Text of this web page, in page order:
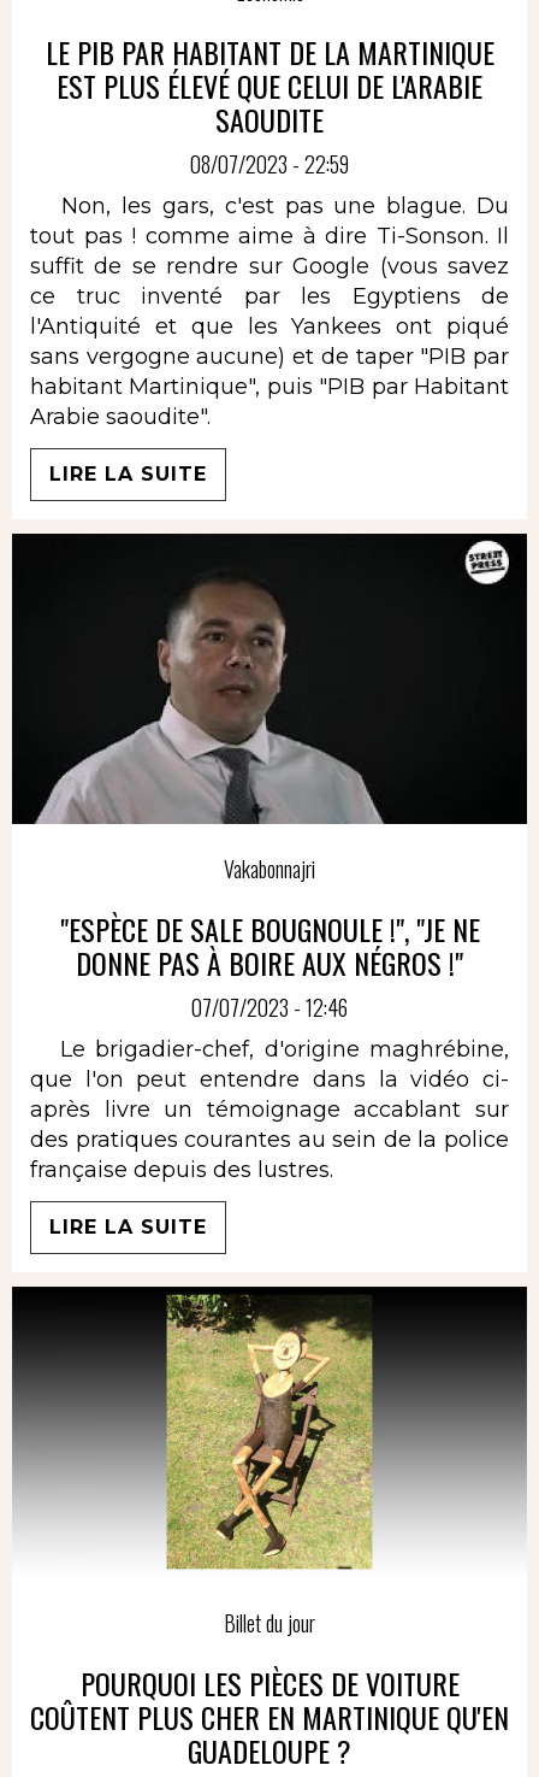
LE PIB PAR HABITANT DE LA MARTINIQUE
EST PLUS ÉLEVÉ QUE CELUI DE L'ARABIE
SAOUDITE
08/07/2023 - 22:59
Non, les gars, c'est pas une blague. Du
tout pas ! comme aime à dire Ti-Sonson. Il
suffit de se rendre sur Google (vous savez
ce truc inventé par les Egyptiens de
l'Antiquité et que les Yankees ont piqué
sans vergogne aucune) et de taper "PIB par
habitant Martinique", puis "PIB par Habitant
Arabie saoudite".
LIRE LA SUITE
Vakabonnajri
"ESPÈCE DE SALE BOUGNOULE !", "JE NE
DONNE PAS À BOIRE AUX NÉGROS !"
07/07/2023 - 12:46
Le brigadier-chef, d'origine maghrébine,
que l'on peut entendre dans la vidéo ci-
après livre un témoignage accablant sur
des pratiques courantes au sein de la police
française depuis des lustres.
LIRE LA SUITE
Billet du jour
POURQUOI LES PIÈCES DE VOITURE
COÛTENT PLUS CHER EN MARTINIQUE QU'EN
GUADELOUPE ?